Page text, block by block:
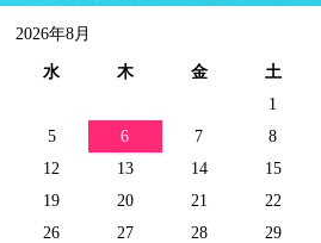
2026年8月
水 木 金 土
1
5 6 7
8
12 13 14
15
19 20 21
22
26 27 28
29